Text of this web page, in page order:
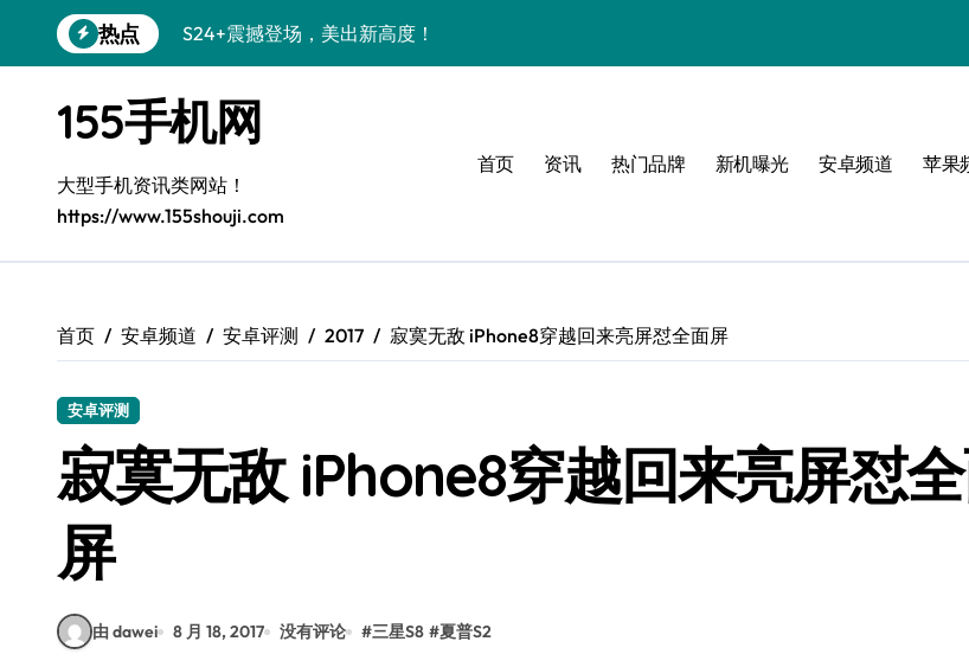
到
热点
S24+震撼登场，美出新高度！
Galaxy A56 5G登场，时尚与性能双巅峰！
Galaxy Z Flip6：折叠时尚，尽显潮流新宠
三星Galaxy S26发布：个性美化全攻略
Galaxy S25美颜秘籍：个性定制炫酷玩法
Galaxy C55 5G登场，演绎三星美学新巅峰
S25 Ultra颜值炸裂！定制主题引领潮流新体验
155手机网
大型手机资讯类网站！
https://www.155shouji.com
首页 资讯 热门品牌 新机曝光 安卓频道 苹果
首页 安卓频道 安卓评测 2017 寂寞无敌 iPhone8穿越回来亮屏怼全面屏
安卓评测
寂寞无敌 iPhone8穿越回来亮屏怼
屏
由 dawei 8 月 18, 2017 没有评论 #三星S8 #夏普S2